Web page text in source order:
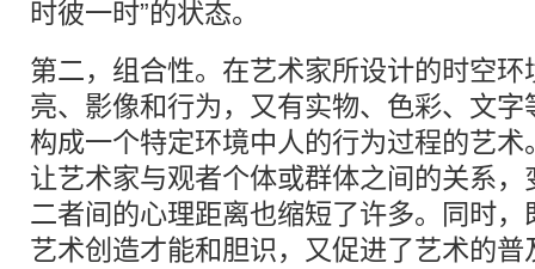
时彼一时”的状态。
第二，组合性。在艺术家所设计的时空
亮、影像和行为，又有实物、色彩、文
构成一个特定环境中人的行为过程的艺
让艺术家与观者个体或群体之间的关系
二者间的心理距离也缩短了许多。同时
艺术创造才能和胆识，又促进了艺术的普